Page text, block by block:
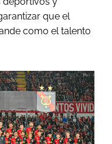
que el
como el talento